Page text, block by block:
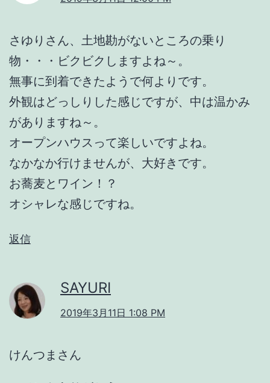
さゆりさん、土地勘がないところの乗り
物・・・ビクビクしますよね～。
無事に到着できたようで何よりです。
外観はどっしりした感じですが、中は温かみ
がありますね～。
オープンハウスって楽しいですよね。
なかなか行けませんが、大好きです。
お蕎麦とワイン！？
オシャレな感じですね。
返信
SAYURI
2019年3月11日 1:08 PM
けんつまさん